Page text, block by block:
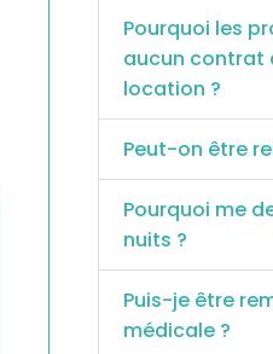
Pourquoi les
aucun contrat
location ?
Peut-on être
Pourquoi me
nuits ?
Puis-je être
médicale ?